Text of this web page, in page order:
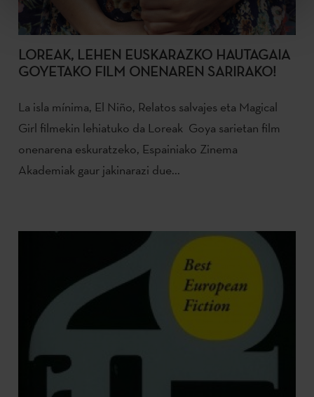
LOREAK, LEHEN EUSKARAZKO HAUTAGAIA
GOYETAKO FILM ONENAREN SARIRAKO!
La isla mínima, El Niño, Relatos salvajes eta Magical
Girl filmekin lehiatuko da Loreak Goya sarietan film
onenarena eskuratzeko, Espainiako Zinema
Akademiak gaur jakinarazi due...